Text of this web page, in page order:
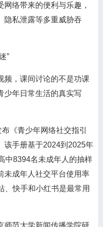
络带来的便利与乐趣，
隐私泄露等多重威胁吞
”
，课间讨论的不是功课
年日常生活的真实写
青少年网络社交指引
该手册基于2024到2025年
中8394名未成年人的抽样
未成年人社交平台使用率
、快手和小红书是最常用
范大学新闻传播学院研